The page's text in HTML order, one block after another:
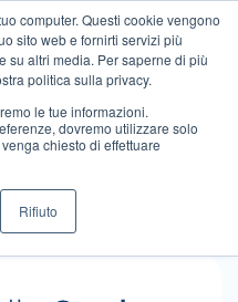
computer. Questi cookie vengono
sito web e fornirti servizi più
su altri media. Per saperne di più
politica sulla privacy.
le tue informazioni.
dovremo utilizzare solo
chiesto di effettuare
Rifiuto